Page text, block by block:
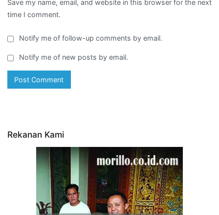
Save my name, email, and website in this browser for the next
time I comment.
Notify me of follow-up comments by email.
Notify me of new posts by email.
Rekanan Kami